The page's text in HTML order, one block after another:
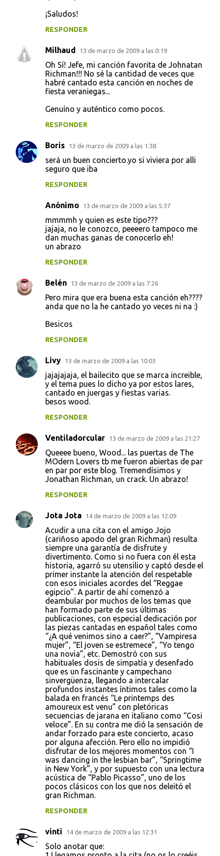
¡Saludos!
RESPONDER
Milhaud 13 de marzo de 2009 a las 0:19
Oh Sí! Jefe, mi canción favorita de Johnatan
Richman!!! No sé la cantidad de veces que
habré cantado esta canción en noches de
fiesta veraniegas...
Genuíno y auténtico como pocos.
RESPONDER
Boris 13 de marzo de 2009 a las 1:38
será un buen concierto.yo si viviera por alli
seguro que iba
RESPONDER
Anónimo 13 de marzo de 2009 a las 5:37
mmmmh y quien es este tipo???
jajaja, no le conozco, peeeero tampoco me
dan muchas ganas de conocerlo eh!
un abrazo
RESPONDER
Belén 13 de marzo de 2009 a las 7:26
Pero mira que era buena esta canción eh????
anda que no la he cantado yo veces ni na :)
Besicos
RESPONDER
Livy 13 de marzo de 2009 a las 10:03
jajajajaja, el bailecito que se marca increible,
y el tema pues lo dicho ya por estos lares,
cantado en juergas y fiestas varias.
besos wood.
RESPONDER
Ventiladorcular 13 de marzo de 2009 a las 21:27
Queeee bueno, Wood... las puertas de The
MOdern Lovers tb me fueron abiertas de par
en par por este blog. Tremendísimos y
Jonathan Richman, un crack. Un abrazo!
RESPONDER
Jota Jota 14 de marzo de 2009 a las 12:09
Acudir a una cita con el amigo Jojo
(cariñoso apodo del gran Richman) resulta
siempre una garantía de disfrute y
divertimento. Como si no fuera con él esta
historia, agarró su utensilio y captó desde el
primer instante la atención del respetable
con esos iniciales acordes del “Reggae
egipcio”. A partir de ahí comenzó a
deambular por muchos de los temas que
han formado parte de sus últimas
publicaciones, con especial dedicación por
las piezas cantadas en español tales como
“¿A qué venimos sino a caer?”, “Vampiresa
mujer”, “El joven se estremece”, “Yo tengo
una novia”, etc. Demostró con sus
habituales dosis de simpatía y desenfado
que es un fascinante y campechano
sinvergüenza, llegando a intercalar
profundos instantes íntimos tales como la
balada en francés “Le printemps des
amoureux est venu” con pletóricas
secuencias de jarana en italiano como “Cosi
veloce”. En su contra me dió la sensación de
andar forzado para este concierto, acaso
por alguna afección. Pero ello no impidió
disfrutar de los mejores momentos con “I
was dancing in the lesbian bar”, “Springtime
in New York”, y por supuesto con una lectura
acústica de “Pablo Picasso”, uno de los
pocos clásicos con los que nos deleitó el
gran Richman.
RESPONDER
vinti 14 de marzo de 2009 a las 12:31
Solo anotar que: